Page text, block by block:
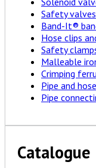
Safety valves
Band-It®
Hose clips
Safety
Malleable
Crimping
Pipe and
Pipe
Catalogue